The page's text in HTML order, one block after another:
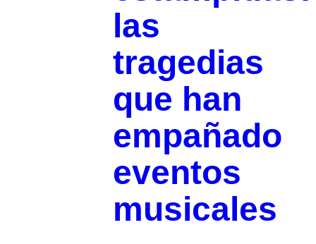
las
tragedias
que han
empañado
eventos
musicales